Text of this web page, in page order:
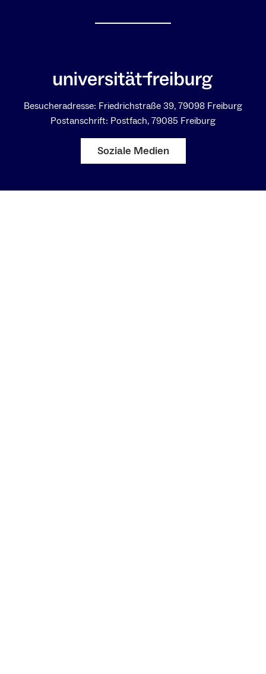
Besucheradresse: Friedrichstraße 39, 79098 Freiburg
Postanschrift: Postfach, 79085 Freiburg
Soziale Medien